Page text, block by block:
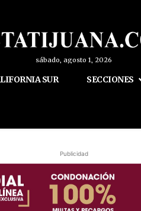
sábado, agosto 1, 2026
SUR SECCIONES
Publicidad